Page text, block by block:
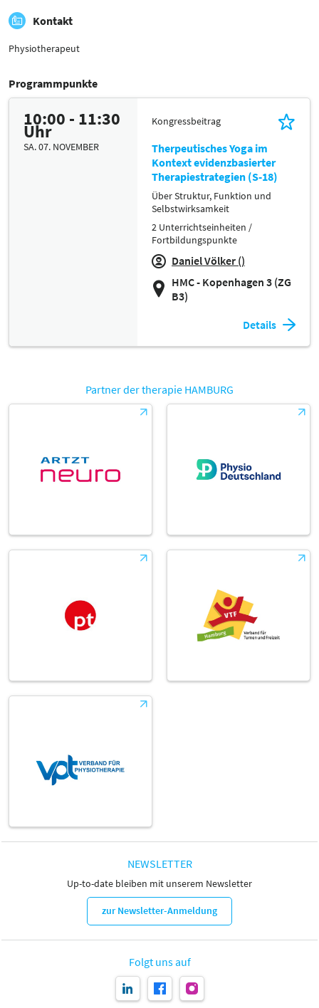
Kontakt
Physiotherapeut
Programmpunkte
10:00 - 11:30
Uhr
SA. 07. NOVEMBER
Kongressbeitrag
Therpeutisches Yoga im
Kontext evidenzbasierter
Therapiestrategien (S-18)
Über Struktur, Funktion und
Selbstwirksamkeit
2 Unterrichtseinheiten /
Fortbildungspunkte
Daniel Völker ()
HMC - Kopenhagen 3 (ZG
B3)
Details
Partner der therapie HAMBURG
NEWSLETTER
Up-to-date bleiben mit unserem Newsletter
zur Newsletter-Anmeldung
Folgt uns auf